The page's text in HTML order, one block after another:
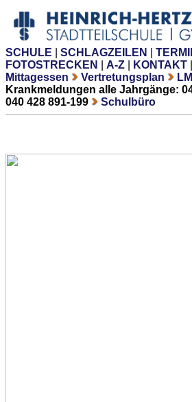
SCHULE SCHLAGZEILEN
FOTOSTRECKEN
A-Z KONTAKT
Mittagessen
Vertretungsplan
Krankmeldungen alle Jahrgänge:
040 428 891-199
Schulbüro